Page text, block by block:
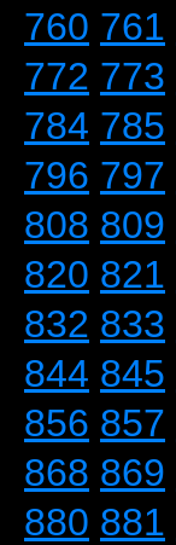
760 761
772 773
784 785
796 797
808 809
820 821
832 833
844 845
856 857
868 869
880 881